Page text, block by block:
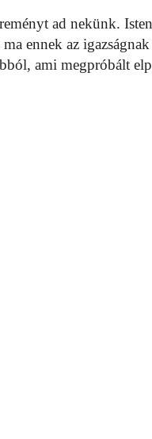
ad nekünk.
ennek az
ami megpróbált